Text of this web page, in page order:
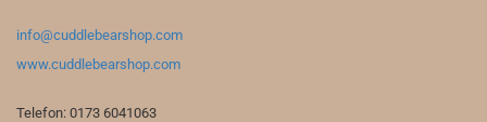
info@cuddlebearshop.com
www.cuddlebearshop.com
Telefon: 0173 6041063